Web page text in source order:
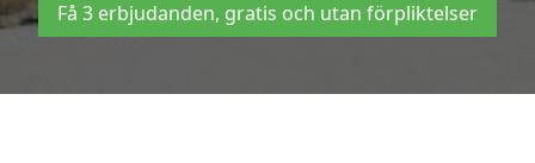
Få 3 erbjudanden, gratis och utan förpliktelser